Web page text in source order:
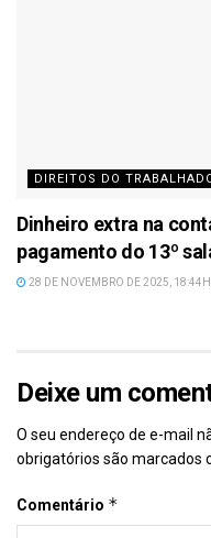
DIREITOS DO
Dinheiro extra na
pagamento do 13º
28 DE NOVEMBRO DE 2025, 18:44H
Deixe um
O seu endereço de e-mail
obrigatórios são marcados
Comentário *